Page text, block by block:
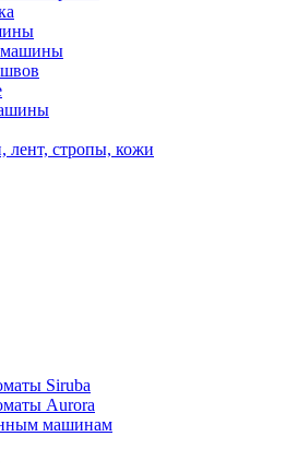
машины
лент, стропы, кожи
Siruba
Aurora
машинам